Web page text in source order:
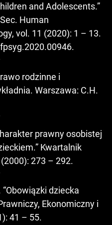
and Adolescents.”
Human
vol. 11 (2020): 1 – 13.
.
rodzinne i
Warszawa: C.H.
prawny osobistej
Kwartalnik
273 – 292.
dziecka
Ekonomiczny i
41 – 55.